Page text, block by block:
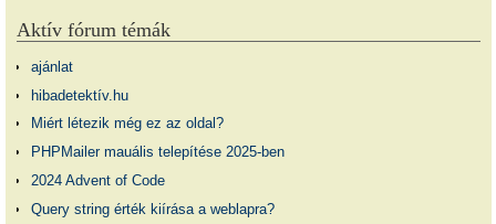
Aktív fórum témák
ajánlat
hibadetektív.hu
Miért létezik még ez az oldal?
PHPMailer mauális telepítése 2025-ben
2024 Advent of Code
Query string érték kiírása a weblapra?